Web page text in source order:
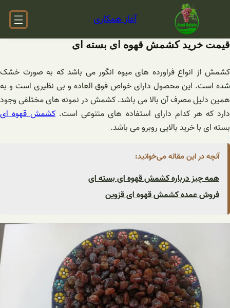
آغاز همکاری
قیمت خرید کشمش قهوه ای بسته ای
کشمش از انواع فراورده های میوه انگور می باشد که به صورت خشک
شده است. این محصول دارای خواص فوق العاده و بی نظیری است و به
همین دلیل مصرف آن بالا می باشد. کشمش در نمونه های مختلفی وجود
دارد که هر کدام دارای استفاده های متنوعی است.کشمش قهوه ای
بسته ای با خرید بالایی روبرو می باشد.
آنچه در این مقاله می‌خوانید:
همه چیز درباره کشمش قهوه ای بسته ای
فروش عمده کشمش قهوه ای قزوین